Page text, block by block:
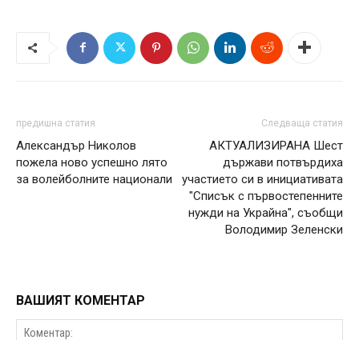
предишна статия
Александър Николов
пожела ново успешно лято
за волейболните национали
Следваща статия
АКТУАЛИЗИРАНА Шест
държави потвърдиха
участието си в инициативата
"Списък с първостепенните
нужди на Украйна", съобщи
Володимир Зеленски
ВАШИЯТ КОМЕНТАР